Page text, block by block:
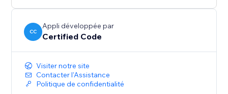
CC
Appli développée par
Certified Code
Visiter notre site
Contacter l'Assistance
Politique de confidentialité